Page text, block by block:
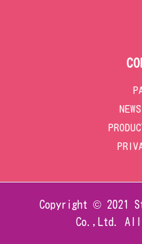
Copyright © 2021
Co.,Ltd. All